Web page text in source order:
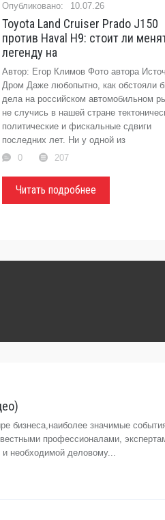
10.07.26
Toyota Land Cruiser Prado J150
против Haval H9: стоит ли
легенду на
Автор: Егор Климов Фото автора
Дром Даже любопытно, как обстояли
дела на российском автомобильном
не случись в нашей стране
политические и фискальные сдвиги
последних лет. Ни у одной из
0
207
Читать подробнее
бизнеса,наиболее значимые
профессионалами,
и необходимой деловому...